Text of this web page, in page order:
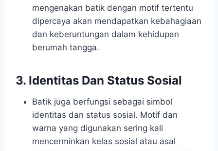
mengenakan batik dengan motif tertentu
dipercaya akan mendapatkan kebahagiaan
dan keberuntungan dalam kehidupan
berumah tangga.
3. Identitas Dan Status Sosial
Batik juga berfungsi sebagai simbol
identitas dan status sosial. Motif dan
warna yang digunakan sering kali
mencerminkan kelas sosial atau asal